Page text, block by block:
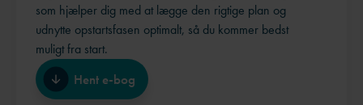
som hjælper dig med at lægge den rigtige plan og
udnytte opstartsfasen optimalt, så du kommer bedst
muligt fra start.
Hent e-bog